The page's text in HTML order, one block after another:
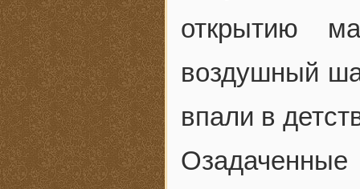
открытию
воздушный
впали в